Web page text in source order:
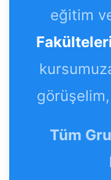
eğitim
görüşelim,
Tüm